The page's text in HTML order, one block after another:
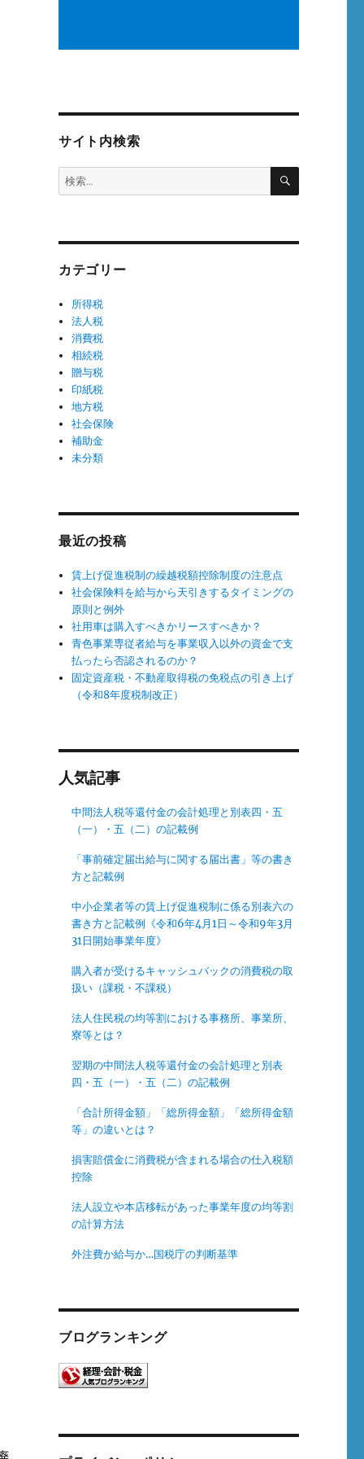
サイト内検索
検
索:
検
カテゴリー
所得税
法人税
消費税
相続税
贈与税
印紙税
地方税
社会保険
補助金
未分類
最近の投稿
賃上げ促進税制の繰越税額控除制度の注意点
社会保険料を給与から天引きするタイミングの
原則と例外
社用車は購入すべきかリースすべきか？
青色事業専従者給与を事業収入以外の資金で支
払ったら否認されるのか？
固定資産税・不動産取得税の免税点の引き上げ
（令和8年度税制改正）
人気記事
中間法人税等還付金の会計処理と別表四・五
（一）・五（二）の記載例
「事前確定届出給与に関する届出書」等の書き
方と記載例
中小企業者等の賃上げ促進税制に係る別表六の
書き方と記載例《令和6年4月1日～令和9年3月
31日開始事業年度》
購入者が受けるキャッシュバックの消費税の取
扱い（課税・不課税）
法人住民税の均等割における事務所、事業所、
寮等とは？
翌期の中間法人税等還付金の会計処理と別表
四・五（一）・五（二）の記載例
「合計所得金額」「総所得金額」「総所得金額
等」の違いとは？
損害賠償金に消費税が含まれる場合の仕入税額
控除
法人設立や本店移転があった事業年度の均等割
の計算方法
外注費か給与か…国税庁の判断基準
ブログランキング